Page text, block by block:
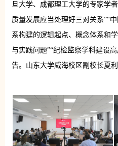
旦大学、成都理工大学的专家学
质量发展应当处理好三对关系”“
系构建的逻辑起点、概念体系和
与实践问题”“纪检监察学科建设
告。山东大学威海校区副校长夏利